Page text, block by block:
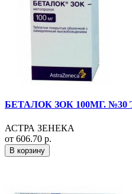
БЕТАЛОК ЗОК 100МГ.
АСТРА ЗЕНЕКА
от 606.70 р.
В корзину